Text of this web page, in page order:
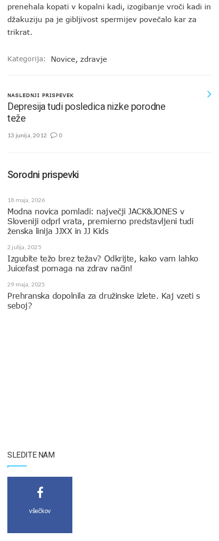
prenehala kopati v kopalni kadi, izogibanje vroči kadi in
džakuziju pa je gibljivost spermijev povečalo kar za
trikrat.
Kategorija: Novice, zdravje
NASLEDNJI PRISPEVEK
Depresija tudi posledica nizke porodne
teže
13 junija, 2012 0
Sorodni prispevki
18 maja, 2026
Modna novica pomladi: največji JACK&JONES v
Sloveniji odprl vrata, premierno predstavljeni tudi
ženska linija JJXX in JJ Kids
2 julija, 2025
Izgubite težo brez težav? Odkrijte, kako vam lahko
Juicefast pomaga na zdrav način!
29 maja, 2025
Prehranska dopolnila za družinske izlete. Kaj vzeti s
seboj?
SLEDITE NAM
všečkov